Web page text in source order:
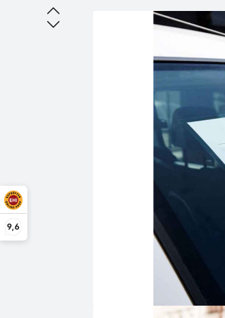
9,6
Bildergalerie überspringen